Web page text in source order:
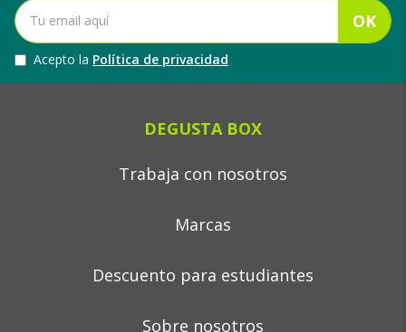
OK
Acepto la Política de privacidad
DEGUSTA BOX
Trabaja con nosotros
Marcas
Descuento para estudiantes
Sobre nosotros